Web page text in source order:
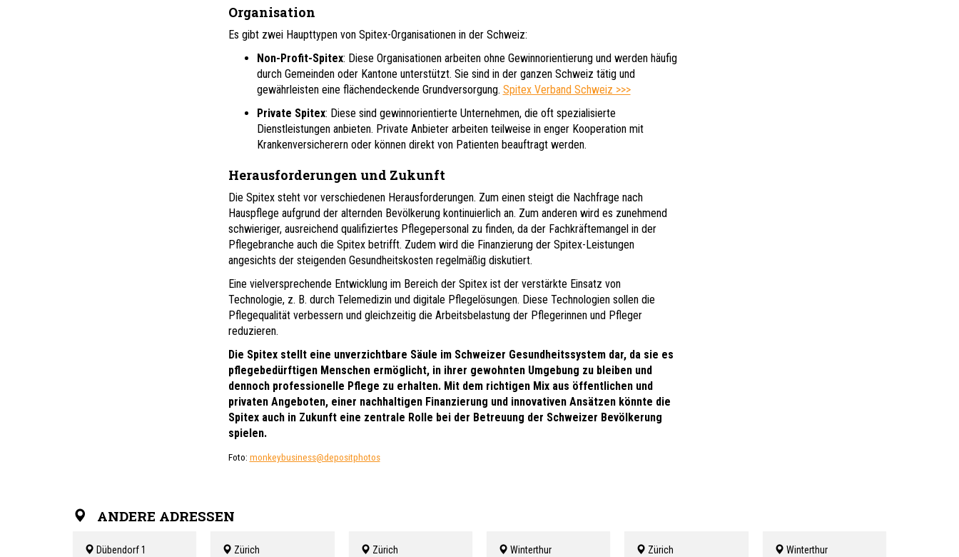
Organisation
Es gibt zwei Haupttypen von Spitex-Organisationen in der Schweiz:
Non-Profit-Spitex: Diese Organisationen arbeiten ohne Gewinnorientierung und werden häufig
durch Gemeinden oder Kantone unterstützt. Sie sind in der ganzen Schweiz tätig und
gewährleisten eine flächendeckende Grundversorgung. Spitex Verband Schweiz >>>
Private Spitex: Diese sind gewinnorientierte Unternehmen, die oft spezialisierte
Dienstleistungen anbieten. Private Anbieter arbeiten teilweise in enger Kooperation mit
Krankenversicherern oder können direkt von Patienten beauftragt werden.
Herausforderungen und Zukunft
Die Spitex steht vor verschiedenen Herausforderungen. Zum einen steigt die Nachfrage nach
Hauspflege aufgrund der alternden Bevölkerung kontinuierlich an. Zum anderen wird es zunehmend
schwieriger, ausreichend qualifiziertes Pflegepersonal zu finden, da der Fachkräftemangel in der
Pflegebranche auch die Spitex betrifft. Zudem wird die Finanzierung der Spitex-Leistungen
angesichts der steigenden Gesundheitskosten regelmäßig diskutiert.
Eine vielversprechende Entwicklung im Bereich der Spitex ist der verstärkte Einsatz von
Technologie, z. B. durch Telemedizin und digitale Pflegelösungen. Diese Technologien sollen die
Pflegequalität verbessern und gleichzeitig die Arbeitsbelastung der Pflegerinnen und Pfleger
reduzieren.
Die Spitex stellt eine unverzichtbare Säule im Schweizer Gesundheitssystem dar, da sie es
pflegebedürftigen Menschen ermöglicht, in ihrer gewohnten Umgebung zu bleiben und
dennoch professionelle Pflege zu erhalten. Mit dem richtigen Mix aus öffentlichen und
privaten Angeboten, einer nachhaltigen Finanzierung und innovativen Ansätzen könnte die
Spitex auch in Zukunft eine zentrale Rolle bei der Betreuung der Schweizer Bevölkerung
spielen.
Foto: monkeybusiness@depositphotos
ANDERE ADRESSEN
Dübendorf 1 Zürich Zürich Winterthur Zürich Winterthur